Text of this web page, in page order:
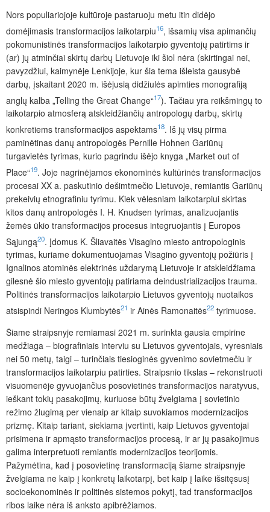
Nors populiariojoje kultūroje pastaruoju metu itin didėjo
domėjimasis transformacijos laikotarpiu16, išsamių visa apimančių
pokomunistinės transformacijos laikotarpio gyventojų patirtims ir
(ar) jų atminčiai skirtų darbų Lietuvoje iki šiol nėra (skirtingai nei,
pavyzdžiui, kaimynėje Lenkijoje, kur šia tema išleista gausybė
darbų, įskaitant 2020 m. išėjusią didžiulės apimties monografiją
anglų kalba „Telling the Great Change“17). Tačiau yra reikšmingų to
laikotarpio atmosferą atskleidžiančių antropologų darbų, skirtų
konkretiems transformacijos aspektams18. Iš jų visų pirma
paminėtinas danų antropologės Pernille Hohnen Gariūnų
turgavietės tyrimas, kurio pagrindu išėjo knyga „Market out of
Place“19. Joje nagrinėjamos ekonominės kultūrinės transformacijos
procesai XX a. paskutinio dešimtmečio Lietuvoje, remiantis Gariūnų
prekeivių etnografiniu tyrimu. Kiek vėlesniam laikotarpiui skirtas
kitos danų antropologės I. H. Knudsen tyrimas, analizuojantis
žemės ūkio transformacijos procesus integruojantis į Europos
Sąjungą20. Įdomus K. Šliavaitės Visagino miesto antropologinis
tyrimas, kuriame dokumentuojamas Visagino gyventojų požiūris į
Ignalinos atominės elektrinės uždarymą Lietuvoje ir atskleidžiama
gilesnė šio miesto gyventojų patiriama deindustrializacijos trauma.
Politinės transformacijos laikotarpio Lietuvos gyventojų nuotaikos
atsispindi Neringos Klumbytės21 ir Ainės Ramonaitės22 tyrimuose.
Šiame straipsnyje remiamasi 2021 m. surinkta gausia empirine
medžiaga – biografiniais interviu su Lietuvos gyventojais, vyresniais
nei 50 metų, taigi – turinčiais tiesioginės gyvenimo sovietmečiu ir
transformacijos laikotarpiu patirties. Straipsnio tikslas – rekonstruoti
visuomenėje gyvuojančius posovietinės transformacijos naratyvus,
ieškant tokių pasakojimų, kuriuose būtų žvelgiama į sovietinio
režimo žlugimą per vienaip ar kitaip suvokiamos modernizacijos
prizmę. Kitaip tariant, siekiama įvertinti, kaip Lietuvos gyventojai
prisimena ir apmąsto transformacijos procesą, ir ar jų pasakojimus
galima interpretuoti remiantis modernizacijos teorijomis.
Pažymėtina, kad į posovietinę transformaciją šiame straipsnyje
žvelgiama ne kaip į konkretų laikotarpį, bet kaip į laike išsitęsusį
socioekonominės ir politinės sistemos pokytį, tad transformacijos
ribos laike nėra iš anksto apibrėžiamos.